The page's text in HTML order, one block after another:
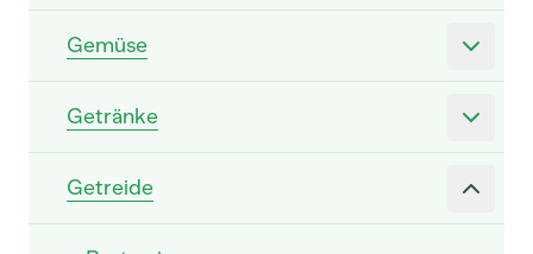
Gemüse
Getränke
Getreide